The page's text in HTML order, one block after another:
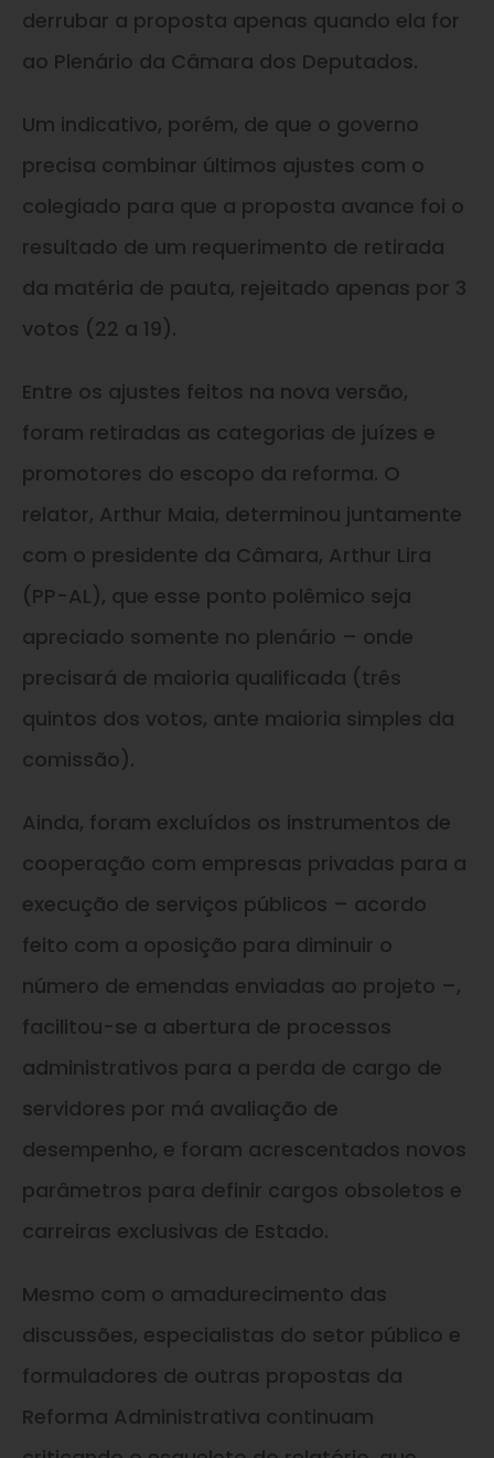
derrubar a proposta apenas quando ela for
ao Plenário da Câmara dos Deputados.
Um indicativo, porém, de que o governo
precisa combinar últimos ajustes com o
colegiado para que a proposta avance foi o
resultado de um requerimento de retirada
da matéria de pauta, rejeitado apenas por 3
votos (22 a 19).
Entre os ajustes feitos na nova versão,
foram retiradas as categorias de juízes e
promotores do escopo da reforma. O
relator, Arthur Maia, determinou juntamente
com o presidente da Câmara, Arthur Lira
(PP-AL), que esse ponto polêmico seja
apreciado somente no plenário – onde
precisará de maioria qualificada (três
quintos dos votos, ante maioria simples da
comissão).
Ainda, foram excluídos os instrumentos de
cooperação com empresas privadas para a
execução de serviços públicos – acordo
feito com a oposição para diminuir o
número de emendas enviadas ao projeto –,
facilitou-se a abertura de processos
administrativos para a perda de cargo de
servidores por má avaliação de
desempenho, e foram acrescentados novos
parâmetros para definir cargos obsoletos e
carreiras exclusivas de Estado.
Mesmo com o amadurecimento das
discussões, especialistas do setor público e
formuladores de outras propostas da
Reforma Administrativa continuam